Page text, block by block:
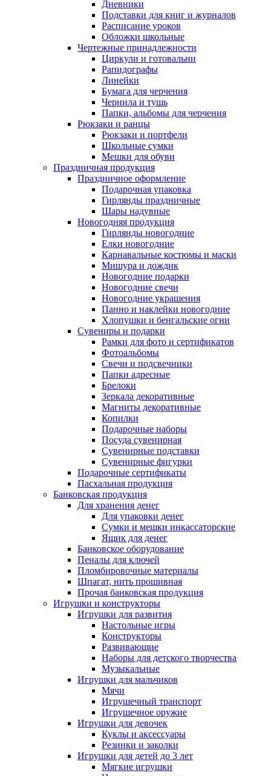
Дневники
Подставки для книг и журналов
Расписание уроков
Обложки школьные
Чертежные принадлежности
Циркули и готовальни
Рапидографы
Линейки
Бумага для черчения
Чернила и тушь
Папки, альбомы для черчения
Рюкзаки и ранцы
Рюкзаки и портфели
Школьные сумки
Мешки для обуви
Праздничная продукция
Праздничное оформление
Подарочная упаковка
Гирлянды праздничные
Шары надувные
Новогодняя продукция
Гирлянды новогодние
Елки новогодние
Карнавальные костюмы и маски
Мишура и дождик
Новогодние подарки
Новогодние свечи
Новогодние украшения
Панно и наклейки новогодние
Хлопушки и бенгальские огни
Сувениры и подарки
Рамки для фото и сертификатов
Фотоальбомы
Свечи и подсвечники
Папки адресные
Брелоки
Зеркала декоративные
Магниты декоративные
Копилки
Подарочные наборы
Посуда сувенирная
Сувенирные подставки
Сувенирные фигурки
Подарочные сертификаты
Пасхальная продукция
Банковская продукция
Для хранения денег
Для упаковки денег
Сумки и мешки инкассаторские
Ящик для денег
Банковское оборудование
Пеналы для ключей
Пломбировочные материалы
Шпагат, нить прошивная
Прочая банковская продукция
Игрушки и конструкторы
Игрушки для развития
Настольные игры
Конструкторы
Развивающие
Наборы для детского творчества
Музыкальные
Игрушки для мальчиков
Мячи
Игрушечный транспорт
Игрушечное оружие
Игрушки для девочек
Куклы и аксессуары
Резинки и заколки
Игрушки для детей до 3 лет
Мягкие игрушки